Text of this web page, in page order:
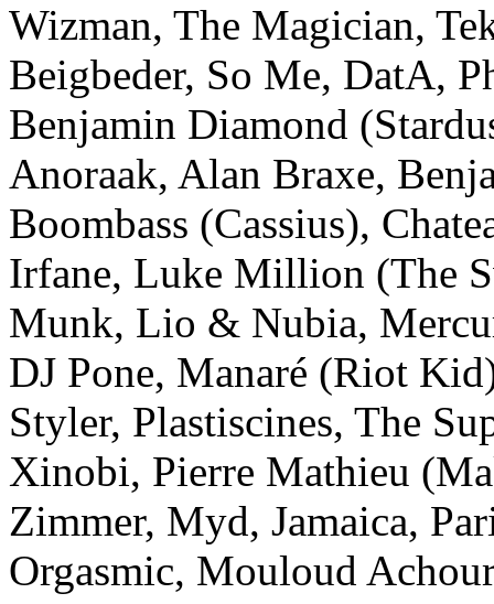
Wizman, The Magician,
Beigbeder, So Me, DatA,
Benjamin Diamond
Anoraak, Alan Braxe,
Boombass (Cassius),
Irfane, Luke Million (The
Munk, Lio & Nubia,
DJ Pone, Manaré (Riot
Styler, Plastiscines, The
Xinobi, Pierre Mathieu
Zimmer, Myd, Jamaica,
Orgasmic, Mouloud